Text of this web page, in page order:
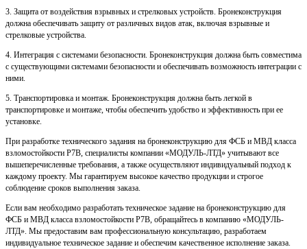
3. Защита от воздействия взрывных и стрелковых устройств. Бронеконструкция
должна обеспечивать защиту от различных видов атак, включая взрывные и
стрелковые устройства.
4. Интеграция с системами безопасности. Бронеконструкция должна быть совместима
с существующими системами безопасности и обеспечивать возможность интеграции с
ними.
5. Транспортировка и монтаж. Бронеконструкция должна быть легкой в
транспортировке и монтаже, чтобы обеспечить удобство и эффективность при ее
установке.
При разработке технического задания на бронеконструкцию для ФСБ и МВД класса
взломостойкости Р7В, специалисты компании «МОДУЛЬ-ЛТД» учитывают все
вышеперечисленные требования, а также осуществляют индивидуальный подход к
каждому проекту. Мы гарантируем высокое качество продукции и строгое
соблюдение сроков выполнения заказа.
Если вам необходимо разработать техническое задание на бронеконструкцию для
ФСБ и МВД класса взломостойкости Р7В, обращайтесь в компанию «МОДУЛЬ-
ЛТД». Мы предоставим вам профессиональную консультацию, разработаем
индивидуальное техническое задание и обеспечим качественное исполнение заказа.